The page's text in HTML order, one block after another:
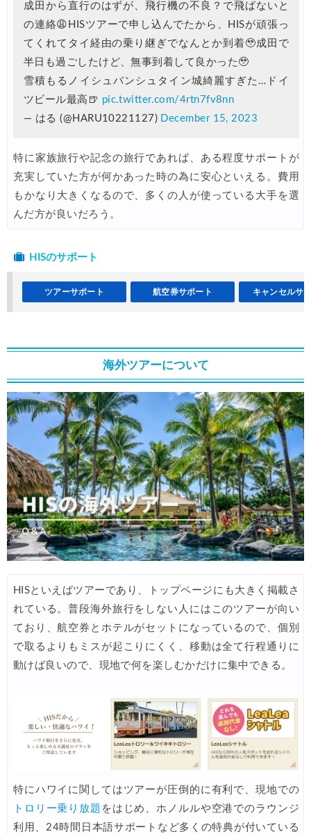
楽天トラベル) 海外ツアー 最大30,000円OFFクーポン
06/19 HIS) 海外旅行タイムセール(関西発)
06/19 HIS) 海外航空券 2,000円OFFクーポン
06/18 Expedia) 夏旅特大ホテル 最大40%OFFセール
06/15 Trip.com) ロサンゼルス旅行 最大50%OFFセール
06/15 楽天トラベル) 海外ツアー 最大30,000円OFFクーポン
HIS) 海外航空券 2,000円OFFクーポン
06/11 HIS) イギリスツアー(添乗員同行) 最大15,000円OFFクーポ
JAL) 海外航空券タイムセール
06/10 楽天トラベル) 海外ツアー 最大30,000円OFFクーポン
06/11 楽天トラベル) 海外ツアー(スーパーセール) 最大50,000円OFFクー
06/08 Expedia) ホテル(VISA所有者) 18%OFFクーポン
06/08 Expedia) 航空券+ホテル 4,500円OFFクーポン
06/06 HIS) 海外航空券 2,000円OFFクーポン
06/05 HIS) 韓国航空券(関西発) 2,000円OFFクーポン
06/05 HIS) 海外航空券タイムセール
06/04 HIS) アジアビーチキャンペーン(関西発)
06/04 楽天トラベル) 海外ツアー(スーパーセール) 最大50,000円OFFクー
Agoda) ホテル 最大8%OFFクーポン
06/01 Trip.com) 海外ホテル2%OFFクーポン TRIP1
エアトリ) 海外航空券(60日前) 1,000円OFFクーポン
06/01 Trip.com) 海外航空券1%OFFクーポン TRIP2
05/30 楽天トラベル) 海外ツアー 最大30,000円OFFクーポン
成田から直行のはずが、飛行機の不良？で飛ばないと
の連絡😩HISツアーで申し込んでたから、HISが頑張っ
てくれてタイ経由の乗り継ぎでなんとか到着🥹成田で
半日も過ごしたけど、無事到着して良かった🥹
雪積もるノイシュバンシュタイン城綺麗すぎた…ドイ
ツビール最高🍺 pic.twitter.com/4rtn7fv8nn
— はる (@HARU10221127) December 15, 2023
特に家族旅行や記念の旅行であれば、ある程度サポートが
充実していた方が何かあった時の為に安心といえる。費用
もかなり大きくなるので、多くの人が使っている大手を選
んだ方が良いだろう。
HISのサポート
ツアーサポート 航空券サポート キャンセルサ
海外ツアーについて
HISといえばツアーであり、トップページにも大きく掲載さ
れている。普段海外旅行をしない人にはこのツアーが向い
ており、航空券とホテルがセットになっているので、個別
で取るよりもミスが起こりにくく、移動は全て行程通りに
動けば良いので、現地で何を楽しむかだけに集中できる。
特にハワイに関してはツアーが圧倒的に有利で、現地での
トロリー乗り放題 をはじめ、ホノルルや空港でのラウンジ
利用、24時間日本語サポートなど多くの特典が付いている